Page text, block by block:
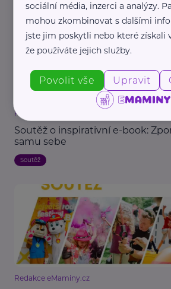
Redakce eMaminy.cz
Soutěž o inspirativní e-book:
samu sebe
Soutěž
Redakce eMaminy.cz
sociální média, inzerci a analýzy.
mohou zkombinovat s dalšími
jste jim poskytli nebo které získali
že používáte jejich služby.
Povolit vše Upravit